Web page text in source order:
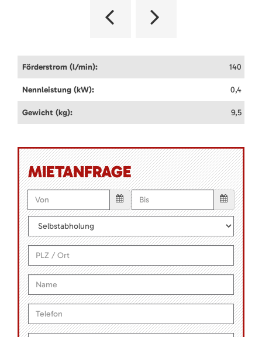
Förderstrom (l/min): 140
Nennleistung (kW): 0,4
Gewicht (kg): 9,5
MIETANFRAGE